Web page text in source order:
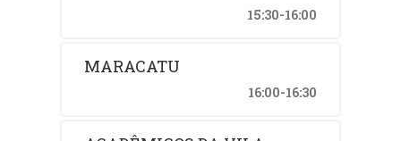
15:30-16:00
MARACATU
16:00-16:30